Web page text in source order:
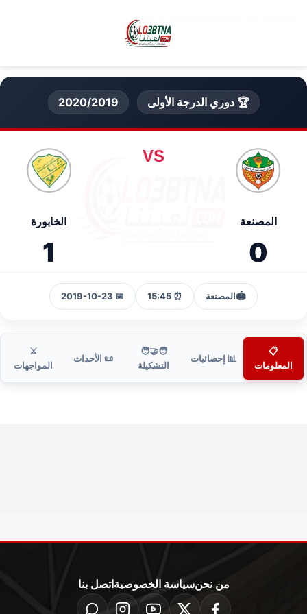
🏆 دوري الدرجة الأولى 2020/2019
المصنعة
0
VS
الخابورة
1
🏟️المصنعة ⏰ 15:45
📅 2019-10-23
📋
المعلومات
📊 إحصائيات
🧑‍🤝‍🧑
التشكيلة
📜 الأحداث
⚔️
المواجهات
من نحنسياسة الخصوصية اتصل بنا